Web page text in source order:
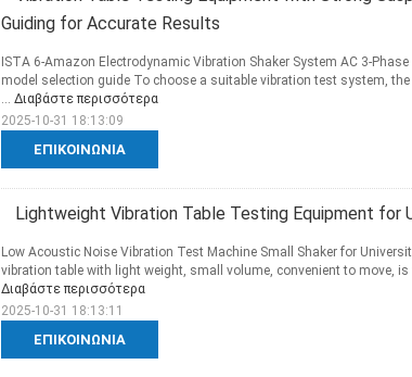
Guiding for Accurate Results
ΕΠΙΚΟΙΝΩΝΊΑ
ISTA 6-Amazon Electrodynamic Vibration Shaker System AC 3-
model selection guide To choose a suitable vibration test system,
... Διαβάστε περισσότερα
2025-10-31 18:13:09
Lightweight Vibration Table Testing Equipment for
ΕΠΙΚΟΙΝΩΝΊΑ
Low Acoustic Noise Vibration Test Machine Small Shaker for
vibration table with light weight, small volume, convenient to move, is
Διαβάστε περισσότερα
2025-10-31 18:13:11